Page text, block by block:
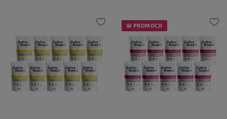
W PROMOCJI